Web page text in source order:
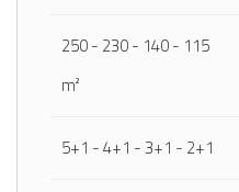
115 - 140 - 230 - 250
m²
2+1 - 3+1 - 4+1 - 5+1